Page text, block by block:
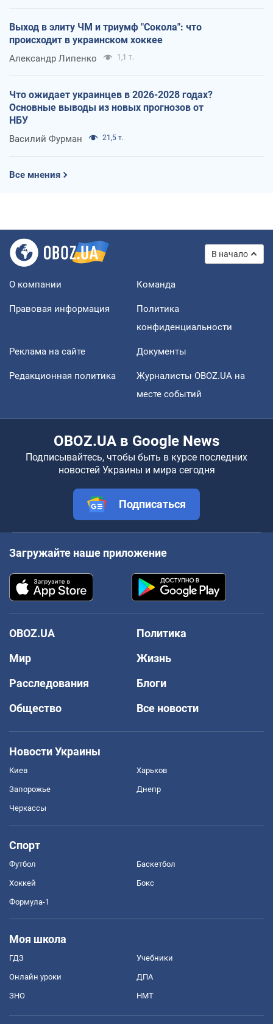
Выход в элиту ЧМ и триумф "Сокола": что
происходит в украинском хоккее
Александр Липенко 1,1 т.
Что ожидает украинцев в 2026-2028 годах?
Основные выводы из новых прогнозов от
НБУ
Василий Фурман 21,5 т.
Все мнения
В начало
О компании Команда
Правовая информация
Политика
конфиденциальности
Реклама на сайте Документы
Редакционная политика
Журналисты OBOZ.UA на
месте событий
OBOZ.UA в Google News
Подписывайтесь, чтобы быть в курсе последних
новостей Украины и мира сегодня
Подписаться
Загружайте наше приложение
OBOZ.UA
Политика
Мир
Жизнь
Расследования
Блоги
Общество
Все новости
Новости Украины
Киев Харьков
Запорожье Днепр
Черкассы
Спорт
Футбол Баскетбол
Хоккей Бокс
Формула-1
Моя школа
ГДЗ Учебники
Онлайн уроки ДПА
ЗНО НМТ